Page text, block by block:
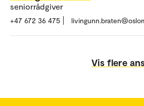
seniorrådgiver
+47 672 36 475
Vis flere